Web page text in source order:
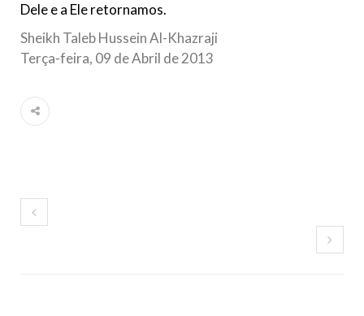
Dele e a Ele retornamos.
Sheikh Taleb Hussein Al-Khazraji
Terça-feira, 09 de Abril de 2013